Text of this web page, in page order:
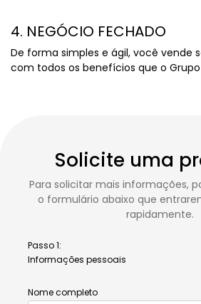
4. NEGÓCIO FECHADO
De forma simples e ágil, você vende
com todos os benefícios que o
Solicite uma
Para solicitar mais informações,
o formulário abaixo que
rapidamente.
Passo 1:
Informações pessoais
Nome completo